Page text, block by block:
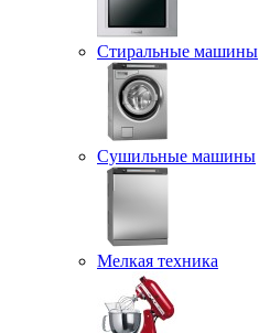
Стиральные машины
Сушильные машины
Мелкая техника